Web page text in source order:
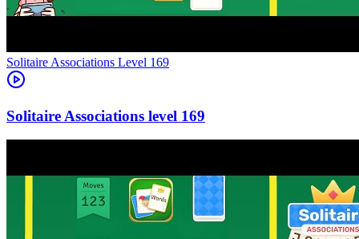
Level 169
169